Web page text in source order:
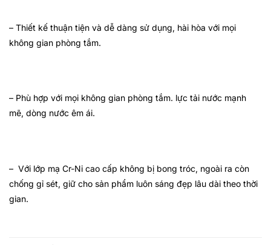
– Thiết kế thuận tiện và dễ dàng sử dụng, hài hòa với mọi
không gian phòng tắm.
– Phù hợp với mọi không gian phòng tắm. lực tải nước mạnh
mẽ, dòng nước êm ái.
– Với lớp mạ Cr-Ni cao cấp không bị bong tróc, ngoài ra còn
chống gỉ sét, giữ cho sản phẩm luôn sáng đẹp lâu dài theo thời
gian.